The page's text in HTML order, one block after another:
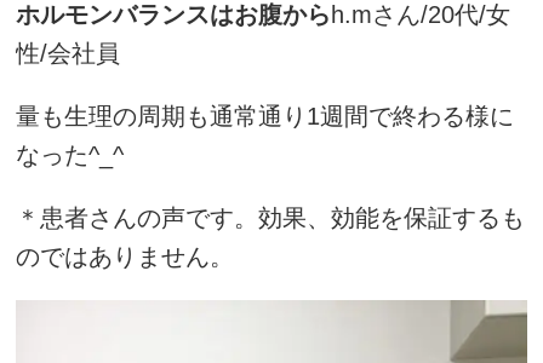
ホルモンバランスはお腹から h.mさん/20代/女
性/会社員
量も生理の周期も通常通り1週間で終わる様に
なった^_^
＊患者さんの声です。効果、効能を保証するも
のではありません。